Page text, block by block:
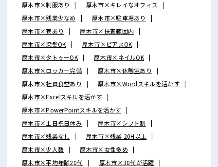
厚木市×制服あり
厚木市×キレイなオフィス
厚木市×残業少なめ
厚木市×駐車場あり
厚木市×寮あり
厚木市×扶養範囲内
厚木市×染髪OK
厚木市×ピアスOK
厚木市×タトゥーOK
厚木市×ネイルOK
厚木市×ロッカー完備
厚木市×休憩室あり
厚木市×社員食堂あり
厚木市×Wordスキルを活かす
厚木市×Excelスキルを活かす
厚木市×PowerPointスキルを活かす
厚木市×土日祝日休み
厚木市×シフト制
厚木市×残業なし
厚木市×残業 20H以上
厚木市×少人数
厚木市×女性多め
厚木市×平均年齢20代
厚木市×30代が活躍